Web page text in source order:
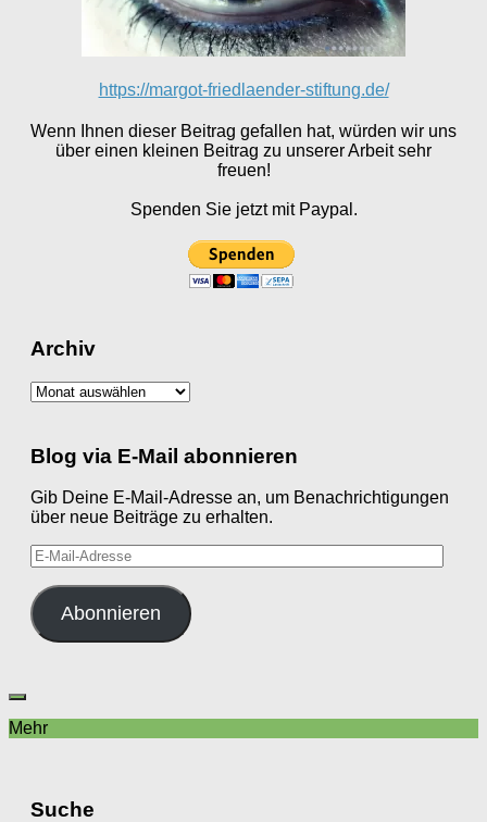
https://margot-friedlaender-stiftung.de/
Wenn Ihnen dieser Beitrag gefallen hat, würden wir uns
über einen kleinen Beitrag zu unserer Arbeit sehr
freuen!
Spenden Sie jetzt mit Paypal.
Archiv
Archiv
Blog via E-Mail abonnieren
Gib Deine E-Mail-Adresse an, um Benachrichtigungen
über neue Beiträge zu erhalten.
E-
Mail-
Adresse
Abonnieren
Mehr
Suche